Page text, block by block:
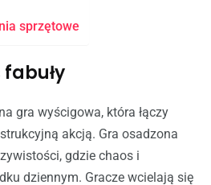
sprzętowe
gra wyścigowa, która łączy
akcją. Gra osadzona
gdzie chaos i
dziennym. Gracze wcielają się